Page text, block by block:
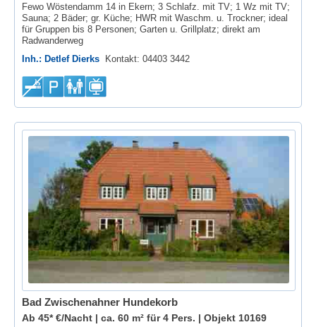
Fewo Wöstendamm 14 in Ekern; 3 Schlafz. mit TV; 1 Wz mit TV;
Sauna; 2 Bäder; gr. Küche; HWR mit Waschm. u. Trockner; ideal
für Gruppen bis 8 Personen; Garten u. Grillplatz; direkt am
Radwanderweg
Inh.: Detlef Dierks Kontakt: 04403 3442
Bad Zwischenahner Hundekorb
Ab 45* €/Nacht | ca. 60 m² für 4 Pers. | Objekt 10169